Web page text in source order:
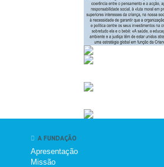
A FUNDAÇÃO
Apresentação
Missão